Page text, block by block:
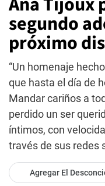
segundo
próximo
“Un homenaje
que hasta el día de
Mandar cariños a
perdido un ser
íntimos, con
través de sus redes
Agregar El